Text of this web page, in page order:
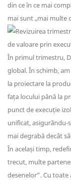
din ce în ce mai
mai sunt „mai multe
În primul trimestru,
global. În schimb,
la proiectare la
fața locului până la
punct de execuție
unificat, asigurându-
mai degrabă decât
În același timp,
trecut, multe
desenelor”. Cu toate